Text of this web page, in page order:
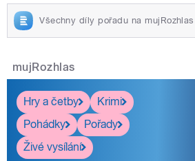
Všechny díly pořadu na mujRozhlas
mujRozhlas
Hry a četby
Krimi
Pohádky
Pořady
Živé vysílání